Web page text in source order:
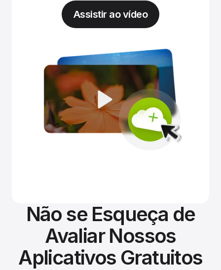
Assistir ao vídeo
Não se Esqueça de
Avaliar Nossos
Aplicativos Gratuitos